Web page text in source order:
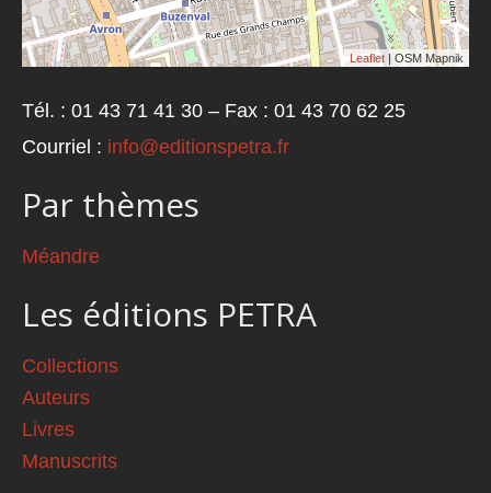
Leaflet | OSM Mapnik
Tél. : 01 43 71 41 30 – Fax : 01 43 70 62 25
Courriel : info@editionspetra.fr
Par thèmes
Méandre
Les éditions PETRA
Collections
Auteurs
Livres
Manuscrits